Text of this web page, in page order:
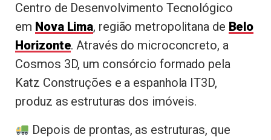
Centro de Desenvolvimento Tecnológico
em Nova Lima, região metropolitana de Belo
Horizonte. Através do microconcreto, a
Cosmos 3D, um consórcio formado pela
Katz Construções e a espanhola IT3D,
produz as estruturas dos imóveis.
Depois de prontas, as estruturas, que